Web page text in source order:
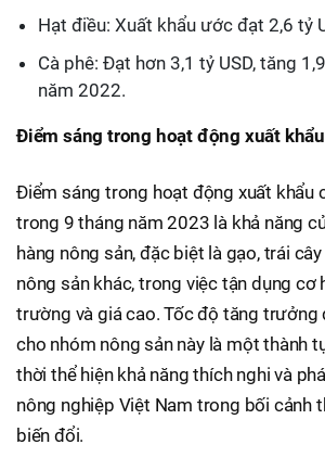
Hạt điều: Xuất khẩu ước đạt 2,6 tỷ
Cà phê: Đạt hơn 3,1 tỷ USD, tăng
năm 2022.
Điểm sáng trong hoạt động xuất khẩu
Điểm sáng trong hoạt động xuất khẩu
trong 9 tháng năm 2023 là khả năng
hàng nông sản, đặc biệt là gạo, trái
nông sản khác, trong việc tận dụng cơ
trường và giá cao. Tốc độ tăng trưởng
cho nhóm nông sản này là một thành
thời thể hiện khả năng thích nghi và
nông nghiệp Việt Nam trong bối cảnh
biến đổi.